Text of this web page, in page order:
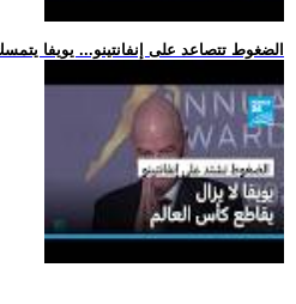
.. الضغوط تتصاعد على إنفانتينو... يويفا